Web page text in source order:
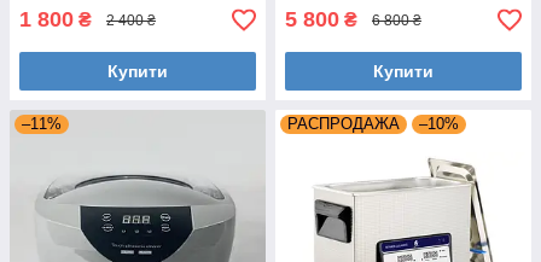
1 800 ₴ 2 400 ₴
Купити
5 800 ₴ 6 800 ₴
Купити
–11% РАСПРОДАЖА –10%